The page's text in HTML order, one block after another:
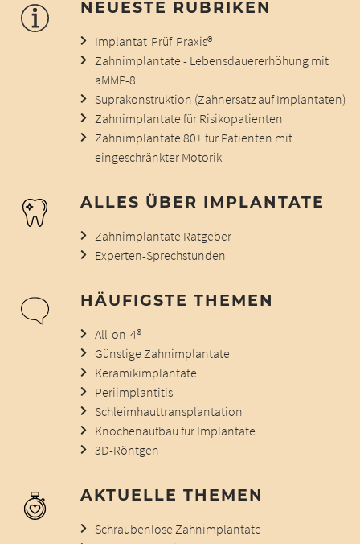
NEUESTE RUBRIKEN
Implantat-Prüf-Praxis®
Zahnimplantate - Lebensdauererhöhung mit
aMMP-8
Suprakonstruktion (Zahnersatz auf Implantaten)
Zahnimplantate für Risikopatienten
Zahnimplantate 80+ für Patienten mit
eingeschränkter Motorik
ALLES ÜBER IMPLANTATE
Zahnimplantate Ratgeber
Experten-Sprechstunden
HÄUFIGSTE THEMEN
All-on-4®
Günstige Zahnimplantate
Keramikimplantate
Periimplantitis
Schleimhauttransplantation
Knochenaufbau für Implantate
3D-Röntgen
AKTUELLE THEMEN
Schraubenlose Zahnimplantate